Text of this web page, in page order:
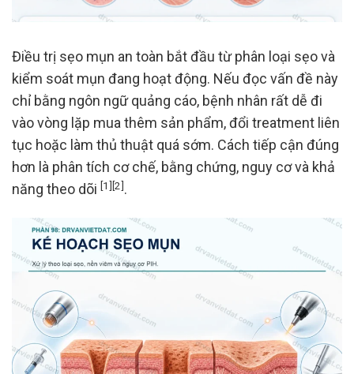
Điều trị sẹo mụn an toàn bắt đầu từ phân loại sẹo và
kiểm soát mụn đang hoạt động. Nếu đọc vấn đề này
chỉ bằng ngôn ngữ quảng cáo, bệnh nhân rất dễ đi
vào vòng lặp mua thêm sản phẩm, đổi treatment liên
tục hoặc làm thủ thuật quá sớm. Cách tiếp cận đúng
hơn là phân tích cơ chế, bằng chứng, nguy cơ và khả
năng theo dõi [1] [2].